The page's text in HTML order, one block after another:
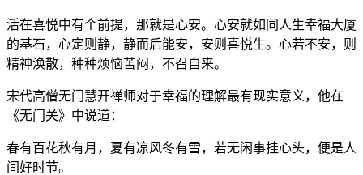
活在喜悦中有个前提，那就是心安。心安就如同人生幸福大厦
的基石，心定则静，静而后能安，安则喜悦生。心若不安，则
精神涣散，种种烦恼苦闷，不召自来。
宋代高僧无门慧开禅师对于幸福的理解最有现实意义，他在
《无门关》中说道：
春有百花秋有月，夏有凉风冬有雪，若无闲事挂心头，便是人
间好时节。